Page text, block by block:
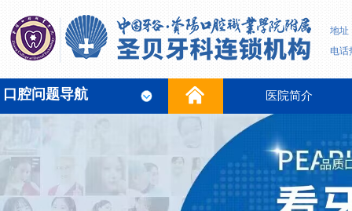
地址
电话
口腔问题导航 医院简介